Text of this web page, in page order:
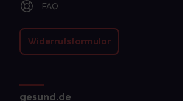
FAQ
Widerrufsformular
gesund.de